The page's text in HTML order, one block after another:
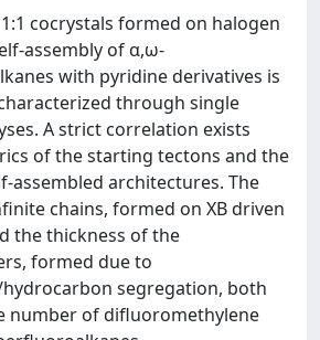
cocrystals formed on halogen
assembly of α,ω-
with pyridine derivatives is
through single
A strict correlation exists
of the starting tectons and the
assembled architectures. The
chains, formed on XB driven
the thickness of the
formed due to
segregation, both
number of difluoromethylene